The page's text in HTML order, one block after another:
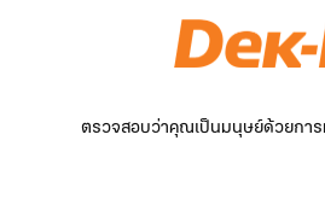
ตรวจสอบว่าคุณเป็นมนุษย์ด้วยการ